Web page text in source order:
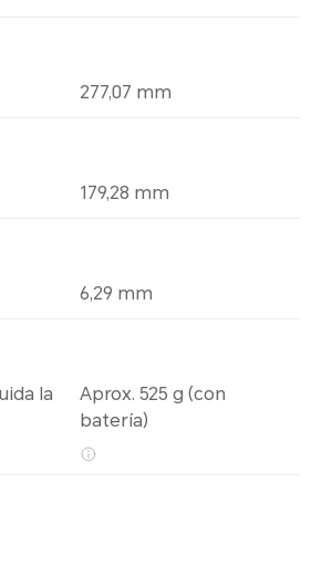
la
277,07 mm
179,28 mm
6,29 mm
Aprox. 525 g (con
batería)